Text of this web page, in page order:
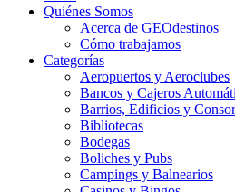
Quiénes Somos
Acerca de GEOdestinos
Cómo trabajamos
Categorías
Aeropuertos y Aeroclubes
Bancos y Cajeros
Barrios, Edificios y
Bibliotecas
Bodegas
Boliches y Pubs
Campings y Balnearios